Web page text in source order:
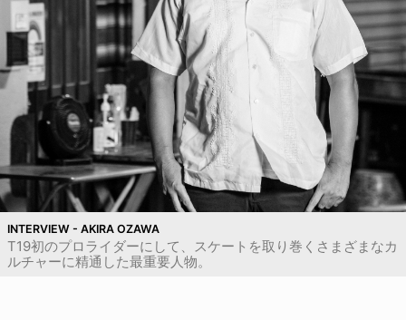
INTERVIEW - AKIRA OZAWA
T19初のプロライダーにして、スケートを取り巻くさまざまなカ
ルチャーに精通した最重要人物。